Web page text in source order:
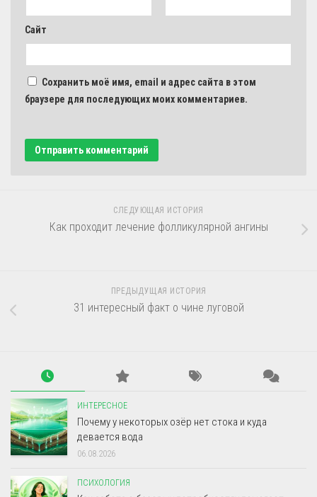
Сайт
Сохранить моё имя, email и адрес сайта в этом
браузере для последующих моих комментариев.
СЛЕДУЮЩАЯ ИСТОРИЯ
Как проходит лечение фолликулярной ангины
ПРЕДЫДУЩАЯ ИСТОРИЯ
31 интересный факт о чине луговой
ИНТЕРЕСНОЕ
Почему у некоторых озёр нет стока и куда
девается вода
06.08.2026
ПСИХОЛОГИЯ